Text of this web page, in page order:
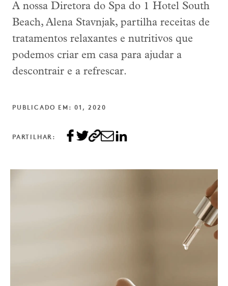
A nossa Diretora do Spa do 1 Hotel South
Beach, Alena Stavnjak, partilha receitas de
tratamentos relaxantes e nutritivos que
podemos criar em casa para ajudar a
descontrair e a refrescar.
PUBLICADO EM: 01, 2020
PARTILHAR: